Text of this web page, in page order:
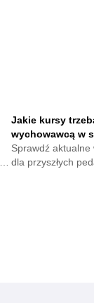
Jakie kursy
wychowawcą w
Sprawdź
dla przyszłych